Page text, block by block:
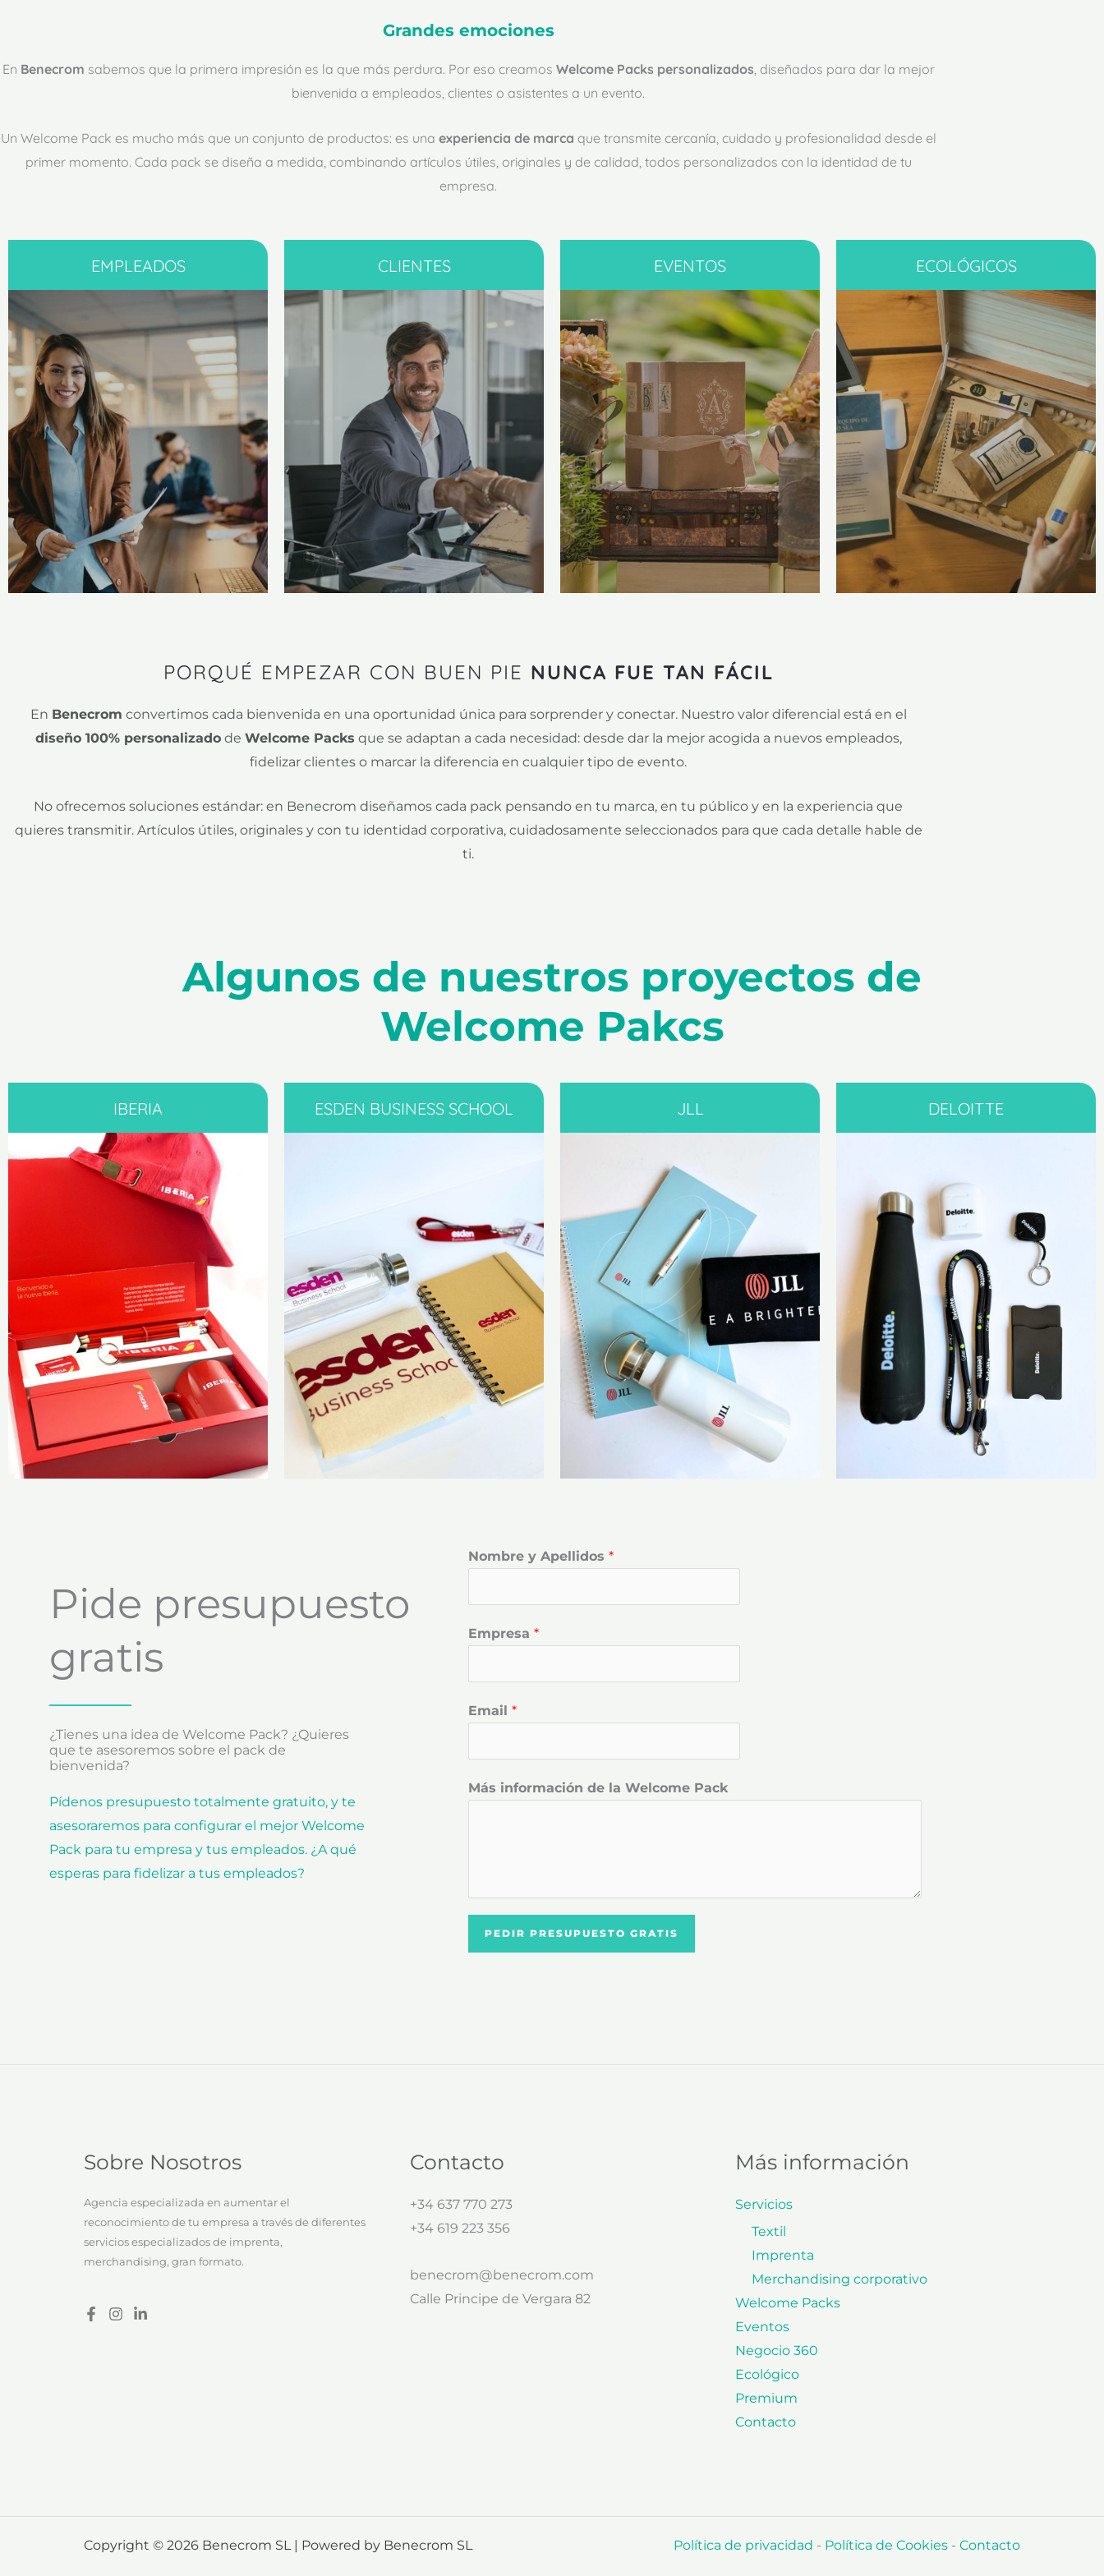
Grandes emociones
En Benecrom sabemos que la primera impresión es la que más perdura. Por eso creamos Welcome Packs personalizados, diseñados para dar la mejor
bienvenida a empleados, clientes o asistentes a un evento.
Un Welcome Pack es mucho más que un conjunto de productos: es una experiencia de marca que transmite cercanía, cuidado y profesionalidad desde el
primer momento. Cada pack se diseña a medida, combinando artículos útiles, originales y de calidad, todos personalizados con la identidad de tu
empresa.
EMPLEADOS CLIENTES EVENTOS ECOLÓGICOS
PORQUÉ EMPEZAR CON BUEN PIE NUNCA FUE TAN FÁCIL
En Benecrom convertimos cada bienvenida en una oportunidad única para sorprender y conectar. Nuestro valor diferencial está en el
diseño 100% personalizadode Welcome Packs que se adaptan a cada necesidad: desde dar la mejor acogida a nuevos empleados,
fidelizar clientes o marcar la diferencia en cualquier tipo de evento.
No ofrecemos soluciones estándar: en Benecrom diseñamos cada pack pensando en tu marca, en tu público y en la experiencia que
quieres transmitir. Artículos útiles, originales y con tu identidad corporativa, cuidadosamente seleccionados para que cada detalle hable de
ti.
Algunos de nuestros proyectos de
Welcome Pakcs
IBERIA ESDEN BUSINESS SCHOOL JLL DELOITTE
Pide presupuesto
gratis
¿Tienes una idea de Welcome Pack? ¿Quieres
que te asesoremos sobre el pack de
bienvenida?
Pídenos presupuesto totalmente gratuito, y te
asesoraremos para configurar el mejor Welcome
Pack para tu empresa y tus empleados. ¿A qué
esperas para fidelizar a tus empleados?
Nombre y Apellidos *
Empresa *
Email *
Más información de la Welcome Pack
PEDIR PRESUPUESTO GRATIS
Sobre Nosotros
Agencia especializada en aumentar el
reconocimiento de tu empresa a través de diferentes
servicios especializados de imprenta,
merchandising, gran formato.
Contacto
+34 637 770 273
+34 619 223 356
benecrom@benecrom.com
Calle Principe de Vergara 82
Más información
Servicios
Textil
Imprenta
Merchandising corporativo
Welcome Packs
Eventos
Negocio 360
Ecológico
Premium
Contacto
Copyright © 2026 Benecrom SL | Powered by Benecrom SL Política de privacidad - Política de Cookies - Contacto